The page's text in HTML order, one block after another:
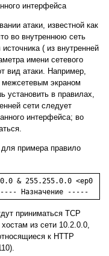
интерфейса
атаки, известной как
во внутреннюю сеть
( из внутренней
имени сетевого
вид атаки. Например,
межсетевым экраном
установить в правилах,
сети следует
интерфейса; во
примера правило
& 255.255.0.0 <ep0
Назначение -----
приниматься TCP
из сети 10.2.0.0,
к HTTP